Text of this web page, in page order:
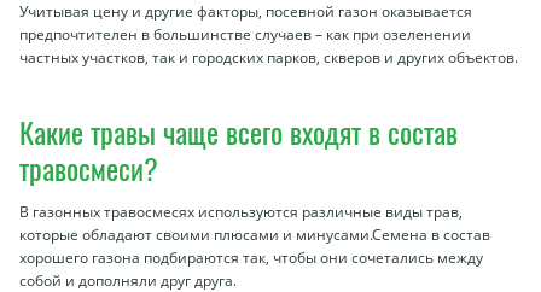
Учитывая цену и другие факторы, посевной газон оказывается
предпочтителен в большинстве случаев – как при озеленении
частных участков, так и городских парков, скверов и других объектов.
Какие травы чаще всего входят в состав
травосмеси?
В газонных травосмесях используются различные виды трав,
которые обладают своими плюсами и минусами.Семена в состав
хорошего газона подбираются так, чтобы они сочетались между
собой и дополняли друг друга.